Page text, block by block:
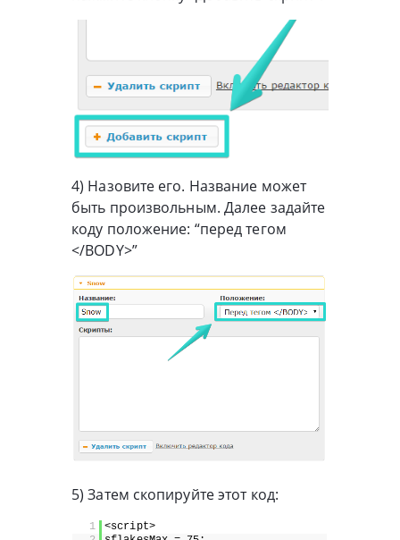
4) Назовите его. Название может
быть произвольным. Далее задайте
коду положение: “перед тегом
</BODY>”
5) Затем скопируйте этот код:
1
<script>